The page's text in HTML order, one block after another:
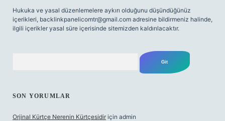
Hukuka ve yasal düzenlemelere aykırı olduğunu düşündüğünüz
içerikleri, backlinkpanelicomtr@gmail.com adresine bildirmeniz halinde,
ilgili içerikler yasal süre içerisinde sitemizden kaldırılacaktır.
SON YORUMLAR
Orjinal Kürtçe Nerenin Kürtçesidir için admin